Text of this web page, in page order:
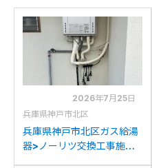
2026年7月25日
兵庫県神戸市北区
兵庫県神戸市北区ガス給湯
器>ノーリツ交換工事施工